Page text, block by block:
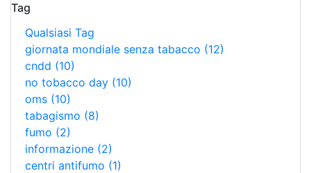
Tag
Qualsiasi Tag
giornata mondiale senza tabacco (12)
cndd (10)
no tobacco day (10)
oms (10)
tabagismo (8)
fumo (2)
informazione (2)
centri antifumo (1)